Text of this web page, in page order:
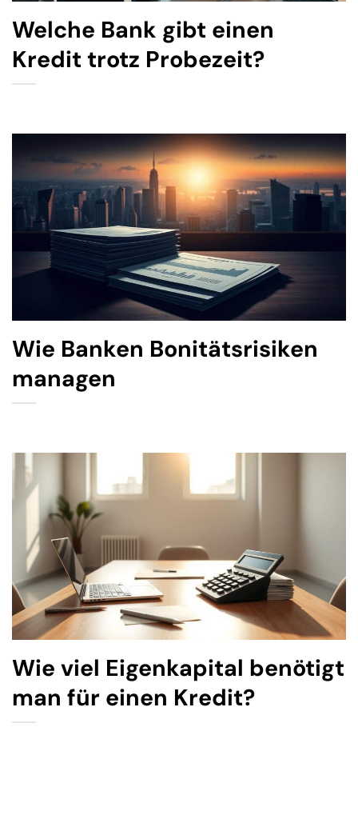
Welche Bank gibt einen
Kredit trotz Probezeit?
Wie Banken Bonitätsrisiken
managen
Wie viel Eigenkapital benötigt
man für einen Kredit?